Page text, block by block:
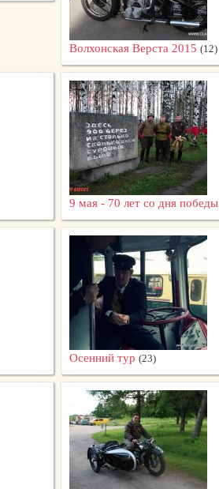
Волхонская Верста 2015 (12)
9 мая - 70 лет со дня победы
Осенний тур (23)